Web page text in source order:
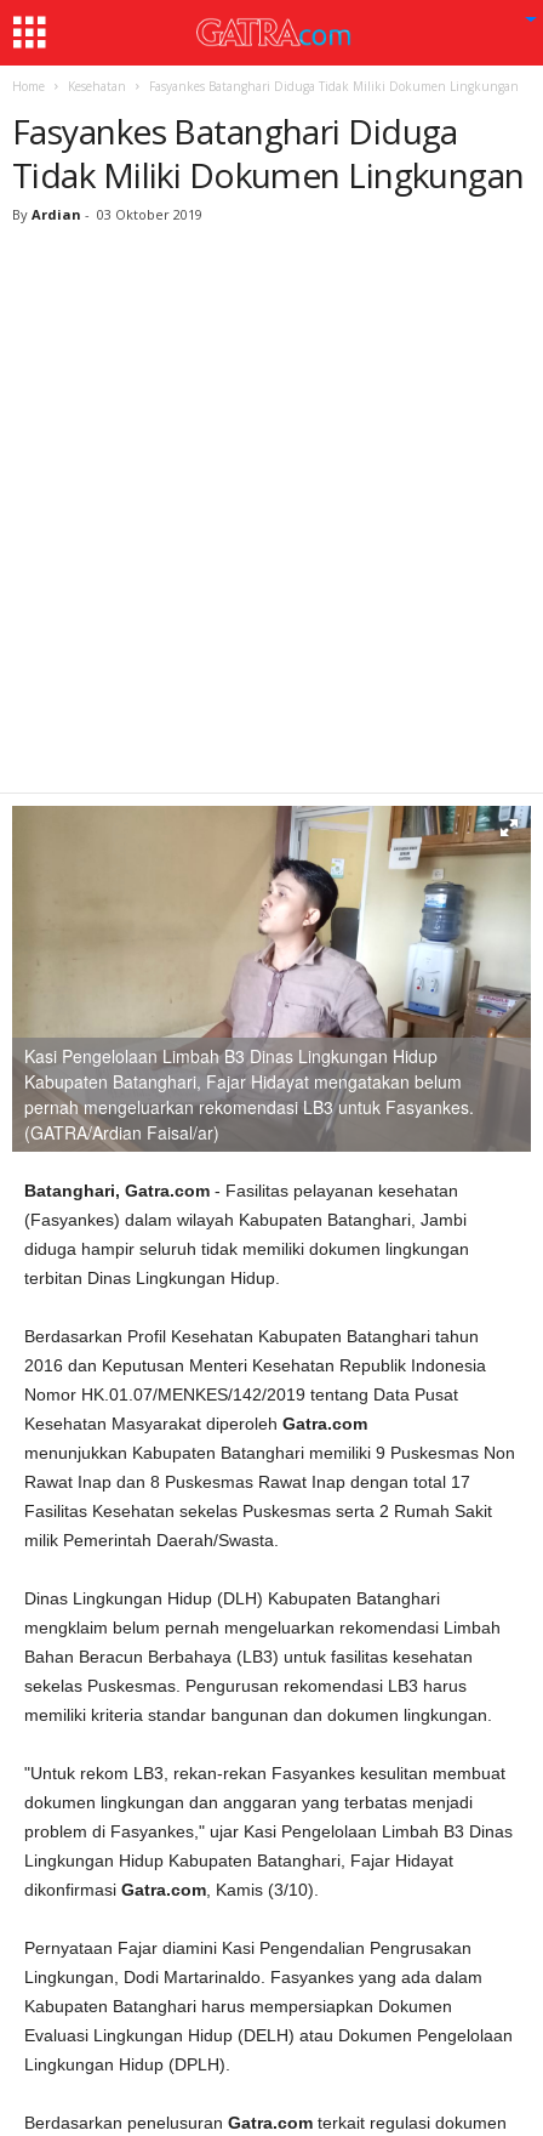
Home Kesehatan Fasyankes Batanghari Diduga Tidak Miliki Dokumen Lingkungan
Fasyankes Batanghari Diduga
Tidak Miliki Dokumen Lingkungan
By Ardian - 03 Oktober 2019
Kasi Pengelolaan Limbah B3 Dinas Lingkungan Hidup
Kabupaten Batanghari, Fajar Hidayat mengatakan belum
pernah mengeluarkan rekomendasi LB3 untuk Fasyankes.
(GATRA/Ardian Faisal/ar)
Batanghari, Gatra.com - Fasilitas pelayanan kesehatan
(Fasyankes) dalam wilayah Kabupaten Batanghari, Jambi
diduga hampir seluruh tidak memiliki dokumen lingkungan
terbitan Dinas Lingkungan Hidup.
Berdasarkan Profil Kesehatan Kabupaten Batanghari tahun
2016 dan Keputusan Menteri Kesehatan Republik Indonesia
Nomor HK.01.07/MENKES/142/2019 tentang Data Pusat
Kesehatan Masyarakat diperoleh Gatra.com
menunjukkan Kabupaten Batanghari memiliki 9 Puskesmas Non
Rawat Inap dan 8 Puskesmas Rawat Inap dengan total 17
Fasilitas Kesehatan sekelas Puskesmas serta 2 Rumah Sakit
milik Pemerintah Daerah/Swasta.
Dinas Lingkungan Hidup (DLH) Kabupaten Batanghari
mengklaim belum pernah mengeluarkan rekomendasi Limbah
Bahan Beracun Berbahaya (LB3) untuk fasilitas kesehatan
sekelas Puskesmas. Pengurusan rekomendasi LB3 harus
memiliki kriteria standar bangunan dan dokumen lingkungan.
"Untuk rekom LB3, rekan-rekan Fasyankes kesulitan membuat
dokumen lingkungan dan anggaran yang terbatas menjadi
problem di Fasyankes," ujar Kasi Pengelolaan Limbah B3 Dinas
Lingkungan Hidup Kabupaten Batanghari, Fajar Hidayat
dikonfirmasi Gatra.com , Kamis (3/10).
Pernyataan Fajar diamini Kasi Pengendalian Pengrusakan
Lingkungan, Dodi Martarinaldo. Fasyankes yang ada dalam
Kabupaten Batanghari harus mempersiapkan Dokumen
Evaluasi Lingkungan Hidup (DELH) atau Dokumen Pengelolaan
Lingkungan Hidup (DPLH).
Berdasarkan penelusuran Gatra.com terkait regulasi dokumen